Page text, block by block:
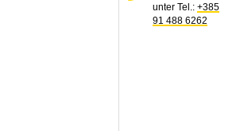
unter Tel.: +385
91 488 6262